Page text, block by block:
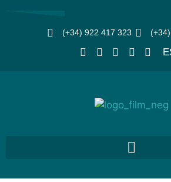
(+34) 922 417 323